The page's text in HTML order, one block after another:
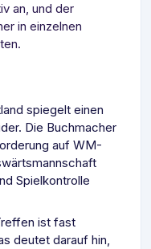
an, und der
in einzelnen
spiegelt einen
Die Buchmacher
auf WM-
Spielkontrolle
ist fast
deutet darauf hin,